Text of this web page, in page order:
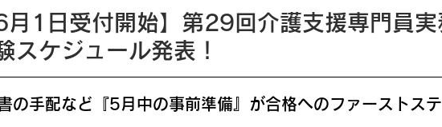
月1日受付開始】第29回介護支援専門員実
スケジュール発表！
の手配など『5月中の事前準備』が合格へのファーストス